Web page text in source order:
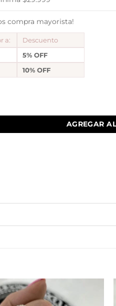
compra mayorista!
a:
Descuento
5% OFF
10% OFF
bul 6 mediano con cadena
AGREGAR